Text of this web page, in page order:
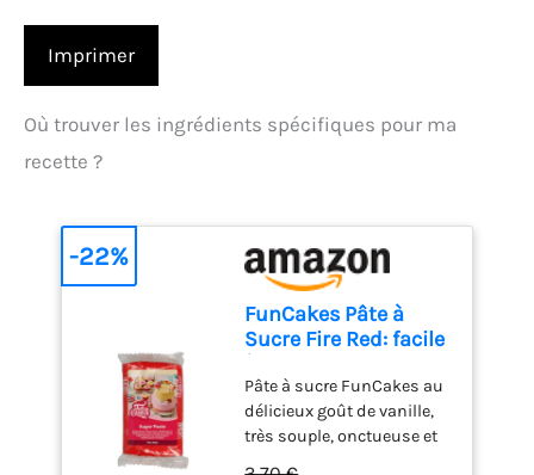
Imprimer
Où trouver les ingrédients spécifiques pour ma
recette ?
FunCakes Pâte à
Sucre Fire Red: facile
flexible, douce et
pliable, parfaite pour
la décoration de
gâteaux, halal,
Pâte à sucre FunCakes au
délicieux goût de vanille,
très souple, onctueuse et
-22%